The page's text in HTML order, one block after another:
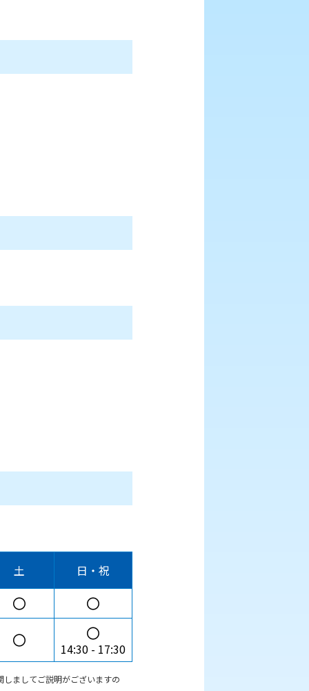
土 日・祝
〇
〇
〇
〇
14:30 17:30
ましてご説明がございますの